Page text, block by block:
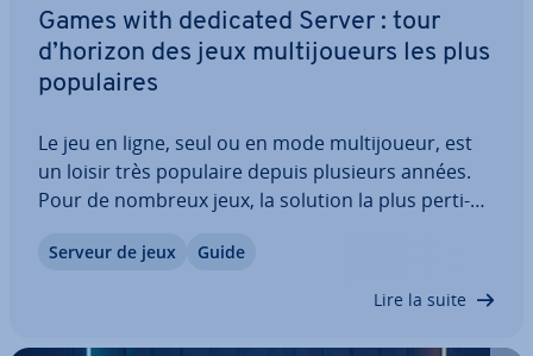
Games with dedicated Server : tour
d’horizon des jeux mul­ti­joueurs les plus
po­pu­laires
Le jeu en ligne, seul ou en mode mul­ti­joueur, est
un loisir très populaire depuis plusieurs années.
Pour de nombreux jeux, la solution la plus per­ti­
serveur dédié afin de profiter de plus de puissance
Serveur de jeux Guide
Lire la suite